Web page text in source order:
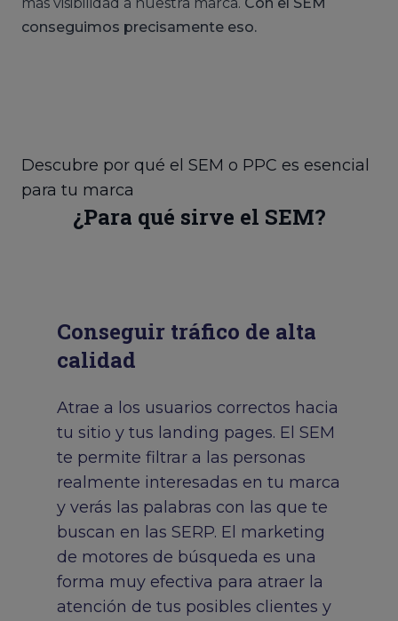
conseguimos precisamente eso.
Descubre por qué el SEM o PPC es esencial
para tu marca
¿Para qué sirve el SEM?
Conseguir tráfico de alta
calidad
Atrae a los usuarios correctos hacia
tu sitio y tus landing pages. El SEM
te permite filtrar a las personas
realmente interesadas en tu marca
y verás las palabras con las que te
buscan en las SERP. El marketing
de motores de búsqueda es una
forma muy efectiva para atraer la
atención de tus posibles clientes y